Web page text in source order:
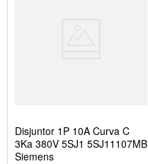
Disjuntor 1P 10A Curva C
3Ka 380V 5SJ1 5SJ11107MB
Siemens